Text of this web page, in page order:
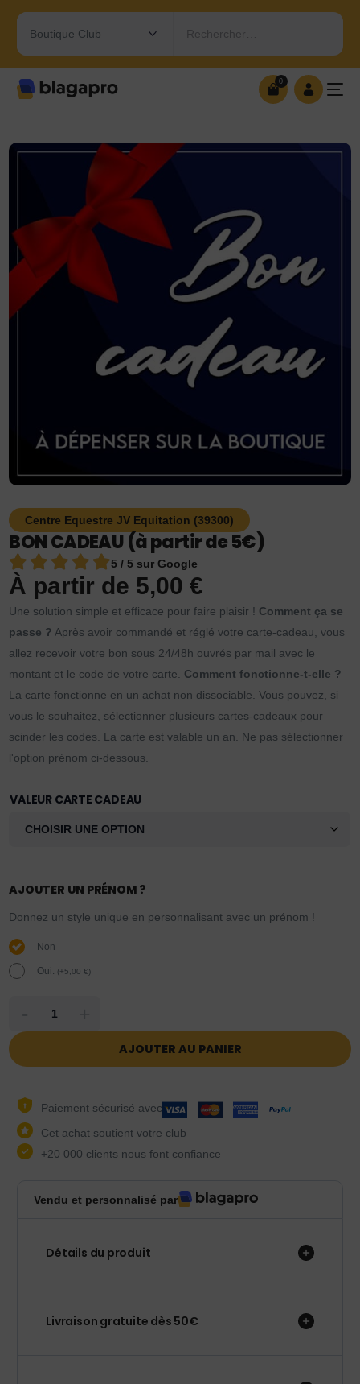
Rechercher…
0
Centre Equestre JV Equitation (39300)
BON CADEAU (à partir de 5€)
5 / 5 sur Google
À partir de 5,00€
Une solution simple et efficace pour faire plaisir ! Comment ça se
passe ? Après avoir commandé et réglé votre carte-cadeau, vous
allez recevoir votre bon sous 24/48h ouvrés par mail avec le
montant et le code de votre carte. Comment fonctionne-t-elle ?
La carte fonctionne en un achat non dissociable. Vous pouvez, si
vous le souhaitez, sélectionner plusieurs cartes-cadeaux pour
scinder les codes. La carte est valable un an. Ne pas sélectionner
l'option prénom ci-dessous.
VALEUR CARTE CADEAU
AJOUTER UN PRÉNOM ?
Donnez un style unique en personnalisant avec un prénom !
Non
Oui. (+5,00€)
AJOUTER AU PANIER
Paiement sécurisé avec
Cet achat soutient votre club
+20 000 clients nous font confiance
Vendu et personnalisé par
Détails du produit
Livraison gratuite dès 50€